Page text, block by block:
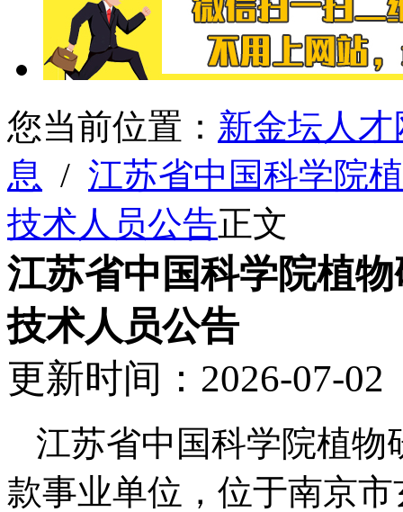
您当前位置： 新金坛人才
息 / 江苏省中国科学院
技术人员公告正文
江苏省中国科学院植
技术人员公告
更新时间：2026-07-
江苏省中国科学院植物
款事业单位，位于南京